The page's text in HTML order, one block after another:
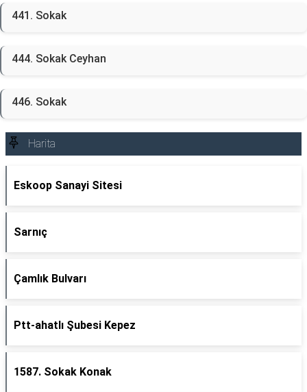
441. Sokak
444. Sokak Ceyhan
446. Sokak
Harita
Eskoop Sanayi Sitesi
Sarnıç
Çamlık Bulvarı
Ptt-ahatlı Şubesi Kepez
1587. Sokak Konak